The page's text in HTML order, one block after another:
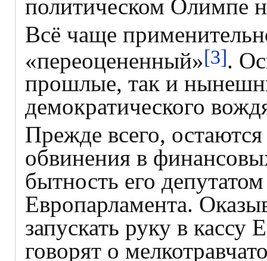
политическом Олимпе
Всё чаще
«переоцененный»[3].
прошлые, так и
демократического
Прежде всего,
обвинения в
бытность его
Европарламента.
запускать руку в
говорят о